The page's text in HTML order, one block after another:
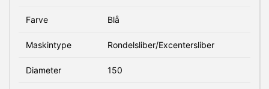
Farve Blå
Maskintype Rondelsliber/Excentersliber
Diameter 150